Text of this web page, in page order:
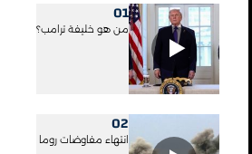
01
من هو خليفة ترامب؟
02
انتهاء مفاوضات روما